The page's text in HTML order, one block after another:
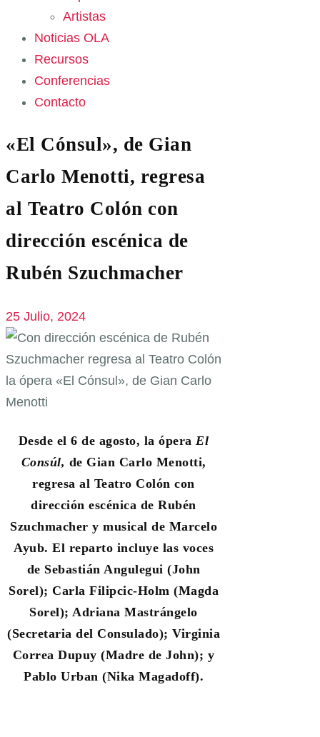
Artistas
Noticias OLA
Recursos
Conferencias
Contacto
«El Cónsul», de Gian
Carlo Menotti, regresa
al Teatro Colón con
dirección escénica de
Rubén Szuchmacher
25 Julio, 2024
Desde el 6 de agosto, la ópera El
Consúl, de Gian Carlo Menotti,
regresa al Teatro Colón con
dirección escénica de Rubén
Szuchmacher y musical de Marcelo
Ayub. El reparto incluye las voces
de Sebastián Angulegui (John
Sorel); Carla Filipcic-Holm (Magda
Sorel); Adriana Mastrángelo
(Secretaria del Consulado); Virginia
Correa Dupuy (Madre de John); y
Pablo Urban (Nika Magadoff).